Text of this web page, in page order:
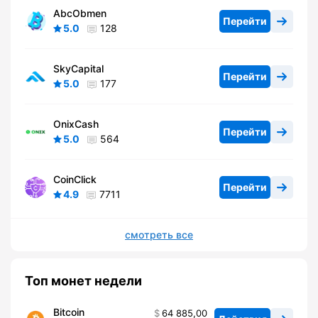
AbcObmen
5.0
128
Перейти
SkyCapital
5.0
177
Перейти
OnixCash
5.0
564
Перейти
CoinClick
4.9
7711
Перейти
смотреть все
Топ монет недели
Bitcoin 64 885,00